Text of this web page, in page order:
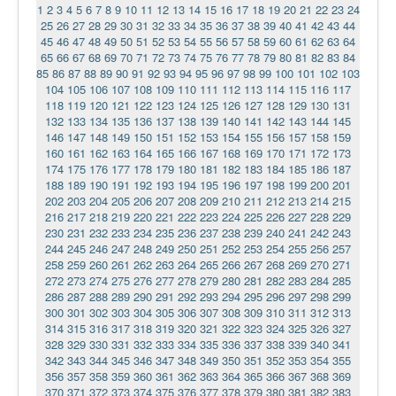
1 2 3 4 5 6 7 8 9 10 11 12 13 14 15 16 17 18 19 20 21 22 23 24
25 26 27 28 29 30 31 32 33 34 35 36 37 38 39 40 41 42 43 44
45 46 47 48 49 50 51 52 53 54 55 56 57 58 59 60 61 62 63 64
65 66 67 68 69 70 71 72 73 74 75 76 77 78 79 80 81 82 83 84
85 86 87 88 89 90 91 92 93 94 95 96 97 98 99 100 101 102 103
104 105 106 107 108 109 110 111 112 113 114 115 116 117
118 119 120 121 122 123 124 125 126 127 128 129 130 131
132 133 134 135 136 137 138 139 140 141 142 143 144 145
146 147 148 149 150 151 152 153 154 155 156 157 158 159
160 161 162 163 164 165 166 167 168 169 170 171 172 173
174 175 176 177 178 179 180 181 182 183 184 185 186 187
188 189 190 191 192 193 194 195 196 197 198 199 200 201
202 203 204 205 206 207 208 209 210 211 212 213 214 215
216 217 218 219 220 221 222 223 224 225 226 227 228 229
230 231 232 233 234 235 236 237 238 239 240 241 242 243
244 245 246 247 248 249 250 251 252 253 254 255 256 257
258 259 260 261 262 263 264 265 266 267 268 269 270 271
272 273 274 275 276 277 278 279 280 281 282 283 284 285
286 287 288 289 290 291 292 293 294 295 296 297 298 299
300 301 302 303 304 305 306 307 308 309 310 311 312 313
314 315 316 317 318 319 320 321 322 323 324 325 326 327
328 329 330 331 332 333 334 335 336 337 338 339 340 341
342 343 344 345 346 347 348 349 350 351 352 353 354 355
356 357 358 359 360 361 362 363 364 365 366 367 368 369
370 371 372 373 374 375 376 377 378 379 380 381 382 383